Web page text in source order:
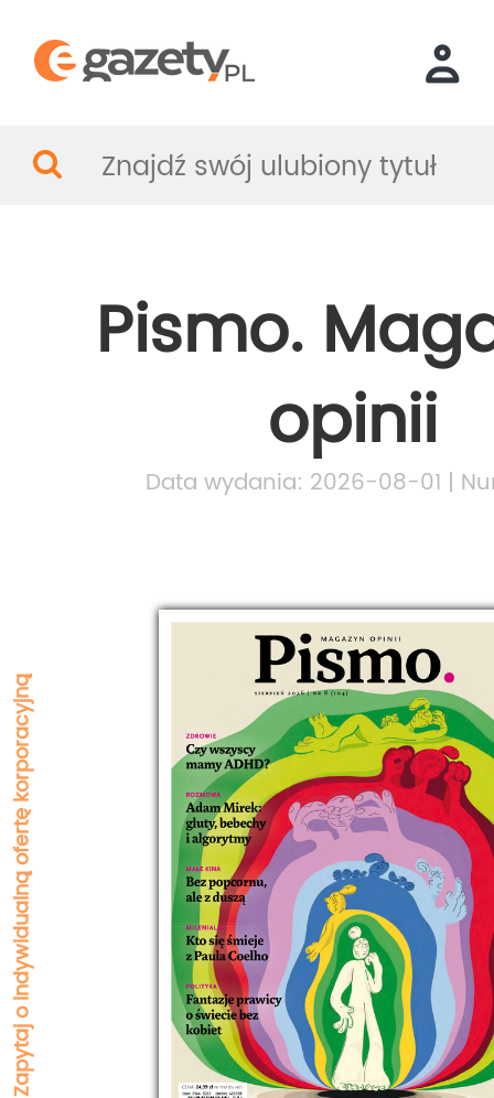
Pismo.
opinii
Data wydania: 2026-08-01 |
Zapytaj o indywidualną ofertę korporacyjną